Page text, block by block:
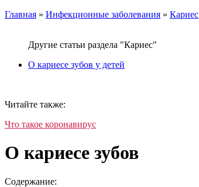
Главная » Инфекционные заболевания » Кариес
Другие статьи раздела "Кариес"
О кариесе зубов у детей
Читайте также:
Что такое коронавирус
О кариесе зубов
Содержание: